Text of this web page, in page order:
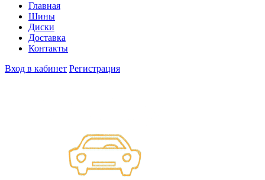
Главная
Шины
Диски
Доставка
Контакты
Вход в кабинет Регистрация